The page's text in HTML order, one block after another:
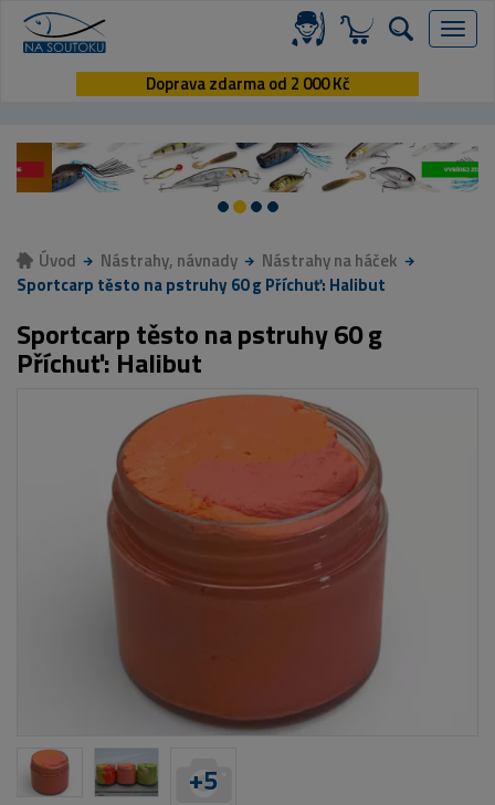
Menu
Doprava zdarma od 2 000 Kč
Úvod Nástrahy, návnady
Nástrahy na háček
Sportcarp těsto na pstruhy 60 g Příchuť: Halibut
Sportcarp těsto na pstruhy 60 g
Příchuť: Halibut
+5